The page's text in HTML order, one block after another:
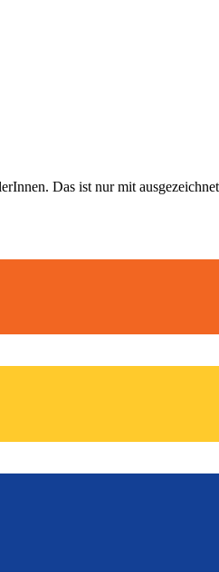
Das ist nur mit